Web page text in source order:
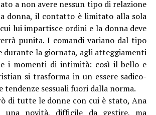
a non avere nessun tipo di relazione
donna, il contatto è limitato alla sola
lui impartisce ordini e la donna deve
punita. I comandi variano dal tipo
durante la giornata, agli atteggiamenti
i momenti di intimità: così il bello e
si trasforma in un essere sadico-
tendenze sessuali fuori dalla norma.
di tutte le donne con cui è stato, Ana
una novità, difficile da gestire, ma